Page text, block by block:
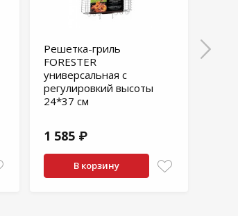
Решетка-гриль
FORESTER
универсальная с
регулировкий высоты
24*37 см
1 585 ₽
В корзину